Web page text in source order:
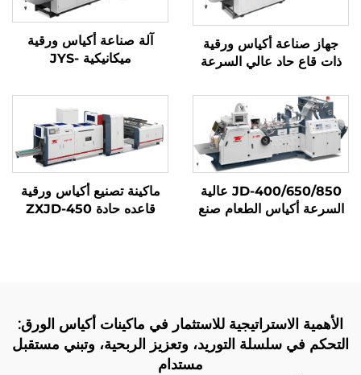
جهاز صناعة أكياس ورقية
ذات قاع حاد عالي السرعة
JYD-400/650/850
آلة صناعة أكياس ورقية
ميكانيكية JYS-
عبر الإنترنت
JD-400/650/850 عالية
السرعة أكياس الطعام صنع
ماكينة تصنيع أكياس ورقية
قاعده حادة ZXJD-450
الأهمية الاستراتيجية للاستثمار في ماكينات أكياس الورق:
التحكم في سلسلة التوريد، وتعزيز الربحية، وتبني مستقبل
مستدام